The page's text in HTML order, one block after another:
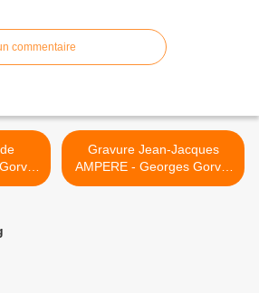
commentaire
Gravure Jean-Jacques
AMPERE - Georges Gorvel
- Réf 29902 >